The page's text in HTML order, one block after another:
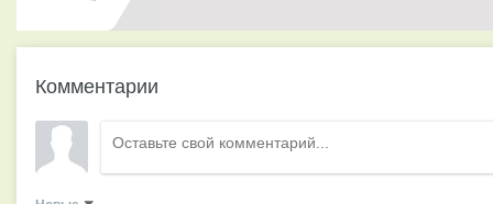
Комментарии